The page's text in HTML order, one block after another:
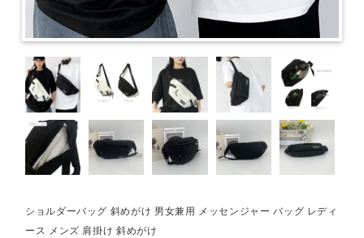
ショルダーバッグ 斜めがけ 男女兼用 メッセンジャー バッグ レディ
ース メンズ 肩掛け 斜めがけ